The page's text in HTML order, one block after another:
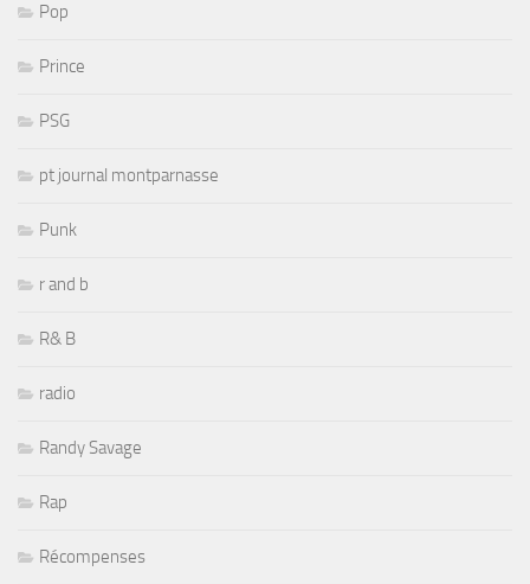
Pop
Prince
PSG
pt journal montparnasse
Punk
r and b
R& B
radio
Randy Savage
Rap
Récompenses